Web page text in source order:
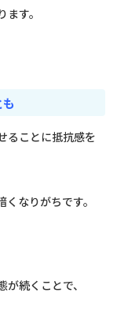
す。
ることに抵抗感を
なりがちです。
続くことで、